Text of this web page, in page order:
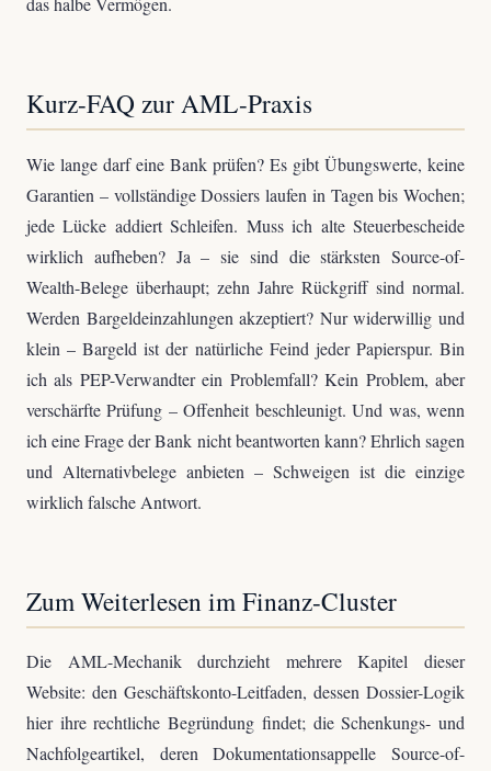
Kurz-FAQ zur AML-Praxis
Wie lange darf eine Bank prüfen? Es gibt Übungswerte, keine
Garantien – vollständige Dossiers laufen in Tagen bis Wochen;
jede Lücke addiert Schleifen. Muss ich alte Steuerbescheide
wirklich aufheben? Ja – sie sind die stärksten Source-of-
Wealth-Belege überhaupt; zehn Jahre Rückgriff sind normal.
Werden Bargeldeinzahlungen akzeptiert? Nur widerwillig und
klein – Bargeld ist der natürliche Feind jeder Papierspur. Bin
ich als PEP-Verwandter ein Problemfall? Kein Problem, aber
verschärfte Prüfung – Offenheit beschleunigt. Und was, wenn
ich eine Frage der Bank nicht beantworten kann? Ehrlich sagen
und Alternativbelege anbieten – Schweigen ist die einzige
wirklich falsche Antwort.
Zum Weiterlesen im Finanz-Cluster
Die AML-Mechanik durchzieht mehrere Kapitel dieser
Website: den Geschäftskonto-Leitfaden, dessen Dossier-Logik
hier ihre rechtliche Begründung findet; die Schenkungs- und
Nachfolgeartikel, deren Dokumentationsappelle Source-of-